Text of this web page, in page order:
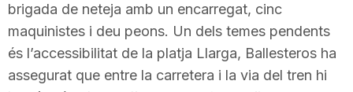
r
brigada de neteja amb un encarregat, cinc
maquinistes i deu peons. Un dels temes pendents
és l’accessibilitat de la platja Llarga, Ballesteros ha
assegurat que entre la carretera i la via del tren hi